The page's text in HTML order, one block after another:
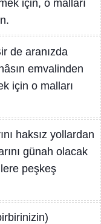
için, o malları
de aranızda
emvalinden
için o malları
haksız yollardan
günah olacak
peşkeş